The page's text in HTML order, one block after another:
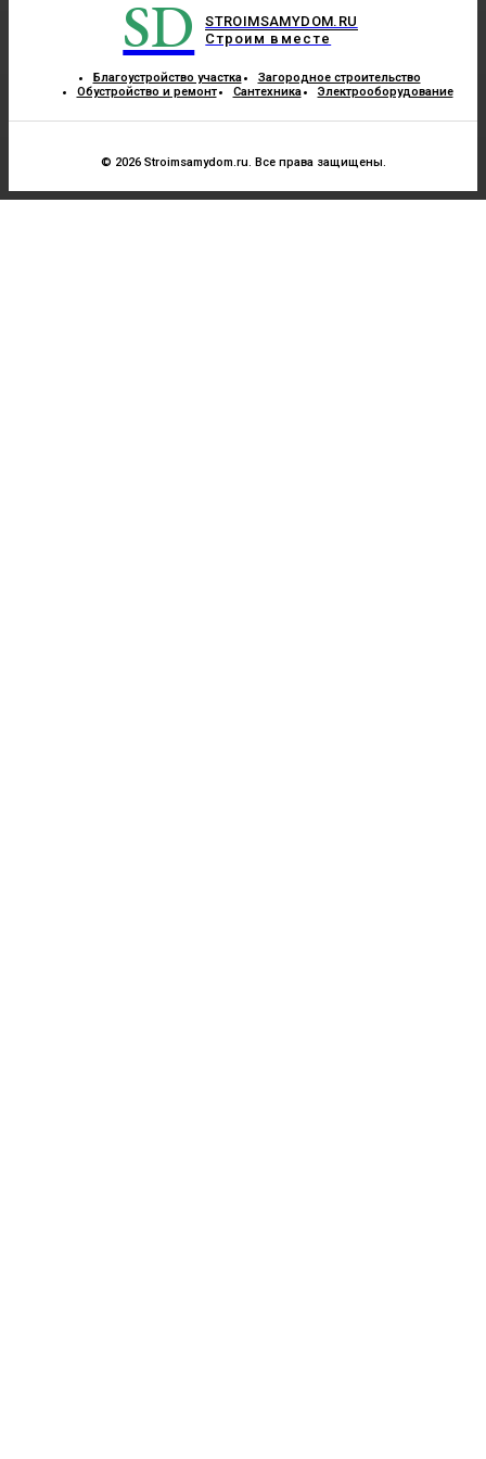
SD
STROIMSAMYDOM.RU
Строим вместе
Благоустройство участка
Загородное строительство
Обустройство и ремонт
Сантехника Электрооборудование
© 2026 Stroimsamydom.ru. Все права защищены.